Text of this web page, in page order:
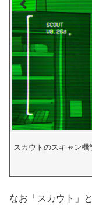
スカウトのスキャン
なお「スカウト」